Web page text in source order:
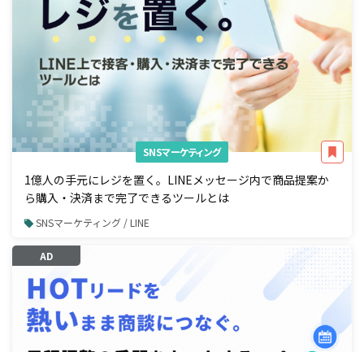
SNSマーケティング
1億人の手元にレジを置く。LINEメッセージ内で商品提案か
ら購入・決済まで完了できるツールとは
SNSマーケティング / LINE
AD